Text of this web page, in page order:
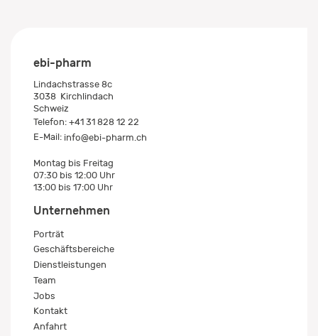
ebi-pharm
Lindachstrasse 8c
3038 Kirchlindach
Schweiz
Telefon: +41 31 828 12 22
E-Mail: info@ebi-pharm.ch
Montag bis Freitag
07:30 bis 12:00 Uhr
13:00 bis 17:00 Uhr
Unternehmen
Porträt
Geschäftsbereiche
Dienstleistungen
Team
Jobs
Kontakt
Anfahrt